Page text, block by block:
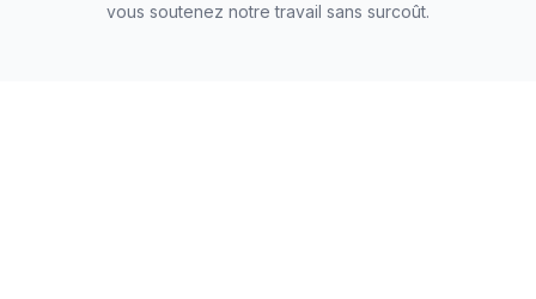
vous soutenez notre travail sans surcoût.